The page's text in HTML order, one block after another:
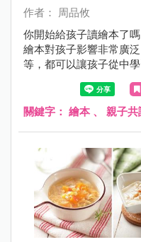
作者： 周品攸
你開始給孩子讀繪本了
繪本對孩子影響非常廣
等，都可以讓孩子從中
歲三個階段，怎麼幫寶寶
關鍵字： 繪本、 親子共